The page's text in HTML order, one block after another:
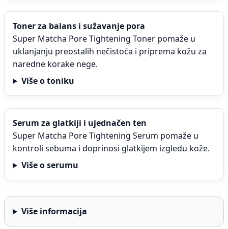
Toner za balans i sužavanje pora
Super Matcha Pore Tightening Toner pomaže u
uklanjanju preostalih nečistoća i priprema kožu za
naredne korake nege.
Više o toniku
Serum za glatkiji i ujednačen ten
Super Matcha Pore Tightening Serum pomaže u
kontroli sebuma i doprinosi glatkijem izgledu kože.
Više o serumu
Više informacija